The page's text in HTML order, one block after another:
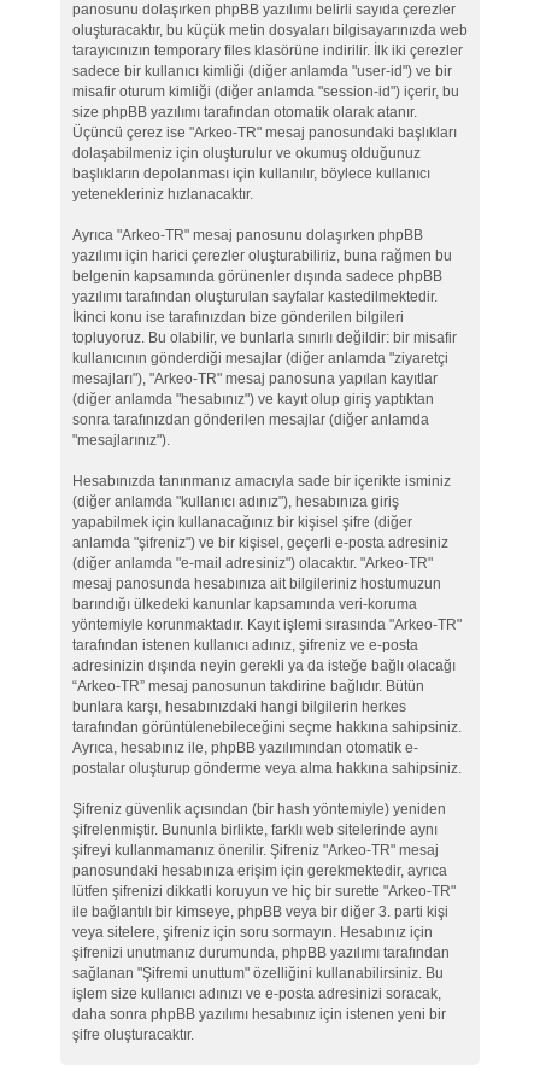
panosunu dolaşırken phpBB yazılımı belirli sayıda çerezler
oluşturacaktır, bu küçük metin dosyaları bilgisayarınızda web
tarayıcınızın temporary files klasörüne indirilir. İlk iki çerezler
sadece bir kullanıcı kimliği (diğer anlamda "user-id") ve bir
misafir oturum kimliği (diğer anlamda "session-id") içerir, bu
size phpBB yazılımı tarafından otomatik olarak atanır.
Üçüncü çerez ise "Arkeo-TR" mesaj panosundaki başlıkları
dolaşabilmeniz için oluşturulur ve okumuş olduğunuz
başlıkların depolanması için kullanılır, böylece kullanıcı
yetenekleriniz hızlanacaktır.
Ayrıca "Arkeo-TR" mesaj panosunu dolaşırken phpBB
yazılımı için harici çerezler oluşturabiliriz, buna rağmen bu
belgenin kapsamında görünenler dışında sadece phpBB
yazılımı tarafından oluşturulan sayfalar kastedilmektedir.
İkinci konu ise tarafınızdan bize gönderilen bilgileri
topluyoruz. Bu olabilir, ve bunlarla sınırlı değildir: bir misafir
kullanıcının gönderdiği mesajlar (diğer anlamda "ziyaretçi
mesajları"), "Arkeo-TR" mesaj panosuna yapılan kayıtlar
(diğer anlamda "hesabınız") ve kayıt olup giriş yaptıktan
sonra tarafınızdan gönderilen mesajlar (diğer anlamda
"mesajlarınız").
Hesabınızda tanınmanız amacıyla sade bir içerikte isminiz
(diğer anlamda "kullanıcı adınız"), hesabınıza giriş
yapabilmek için kullanacağınız bir kişisel şifre (diğer
anlamda "şifreniz") ve bir kişisel, geçerli e-posta adresiniz
(diğer anlamda "e-mail adresiniz") olacaktır. "Arkeo-TR"
mesaj panosunda hesabınıza ait bilgileriniz hostumuzun
barındığı ülkedeki kanunlar kapsamında veri-koruma
yöntemiyle korunmaktadır. Kayıt işlemi sırasında "Arkeo-TR"
tarafından istenen kullanıcı adınız, şifreniz ve e-posta
adresinizin dışında neyin gerekli ya da isteğe bağlı olacağı
“Arkeo-TR” mesaj panosunun takdirine bağlıdır. Bütün
bunlara karşı, hesabınızdaki hangi bilgilerin herkes
tarafından görüntülenebileceğini seçme hakkına sahipsiniz.
Ayrıca, hesabınız ile, phpBB yazılımından otomatik e-
postalar oluşturup gönderme veya alma hakkına sahipsiniz.
Şifreniz güvenlik açısından (bir hash yöntemiyle) yeniden
şifrelenmiştir. Bununla birlikte, farklı web sitelerinde aynı
şifreyi kullanmamanız önerilir. Şifreniz "Arkeo-TR" mesaj
panosundaki hesabınıza erişim için gerekmektedir, ayrıca
lütfen şifrenizi dikkatli koruyun ve hiç bir surette "Arkeo-TR"
ile bağlantılı bir kimseye, phpBB veya bir diğer 3. parti kişi
veya sitelere, şifreniz için soru sormayın. Hesabınız için
şifrenizi unutmanız durumunda, phpBB yazılımı tarafından
sağlanan "Şifremi unuttum" özelliğini kullanabilirsiniz. Bu
işlem size kullanıcı adınızı ve e-posta adresinizi soracak,
daha sonra phpBB yazılımı hesabınız için istenen yeni bir
şifre oluşturacaktır.